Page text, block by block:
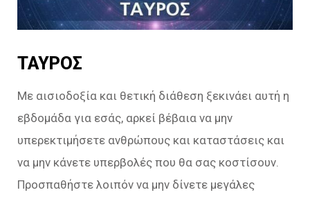
ΤΑΥΡΟΣ
Με αισιοδοξία και θετική διάθεση ξεκινάει αυτή η
εβδομάδα για εσάς, αρκεί βέβαια να μην
υπερεκτιμήσετε ανθρώπους και καταστάσεις και
να μην κάνετε υπερβολές που θα σας κοστίσουν.
Προσπαθήστε λοιπόν να μην δίνετε μεγάλες